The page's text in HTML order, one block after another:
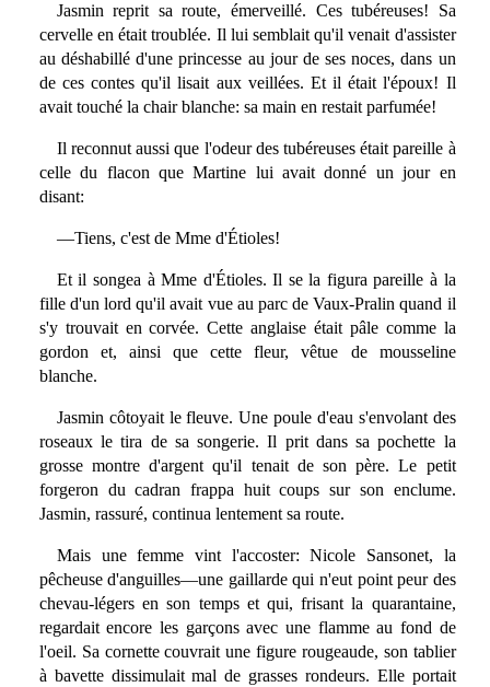
Jasmin reprit sa route, émerveillé. Ces tubéreuses! Sa
cervelle en était troublée. Il lui semblait qu'il venait d'assister
au déshabillé d'une princesse au jour de ses noces, dans un
de ces contes qu'il lisait aux veillées. Et il était l'époux! Il
avait touché la chair blanche: sa main en restait parfumée!
Il reconnut aussi que l'odeur des tubéreuses était pareille à
celle du flacon que Martine lui avait donné un jour en
disant:
—Tiens, c'est de Mme d'Étioles!
Et il songea à Mme d'Étioles. Il se la figura pareille à la
fille d'un lord qu'il avait vue au parc de Vaux-Pralin quand il
s'y trouvait en corvée. Cette anglaise était pâle comme la
gordon et, ainsi que cette fleur, vêtue de mousseline
blanche.
Jasmin côtoyait le fleuve. Une poule d'eau s'envolant des
roseaux le tira de sa songerie. Il prit dans sa pochette la
grosse montre d'argent qu'il tenait de son père. Le petit
forgeron du cadran frappa huit coups sur son enclume.
Jasmin, rassuré, continua lentement sa route.
Mais une femme vint l'accoster: Nicole Sansonet, la
pêcheuse d'anguilles—une gaillarde qui n'eut point peur des
chevau-légers en son temps et qui, frisant la quarantaine,
regardait encore les garçons avec une flamme au fond de
l'oeil. Sa cornette couvrait une figure rougeaude, son tablier
à bavette dissimulait mal de grasses rondeurs. Elle portait